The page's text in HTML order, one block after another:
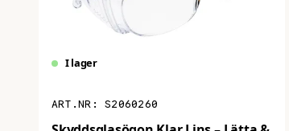
I lager
S2060260